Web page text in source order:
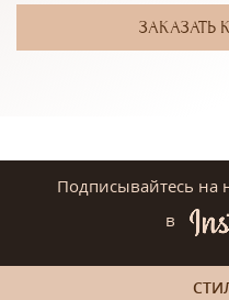
ЗАКАЗАТЬ
Подписывайтесь на
в